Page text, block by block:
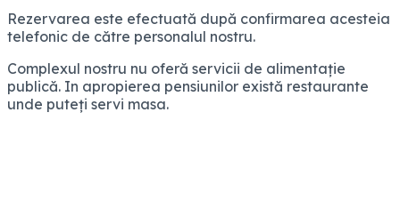
Rezervarea este efectuată după confirmarea acesteia
telefonic de către personalul nostru.
Complexul nostru nu oferă servicii de alimentație
publică. In apropierea pensiunilor există restaurante
unde puteți servi masa.